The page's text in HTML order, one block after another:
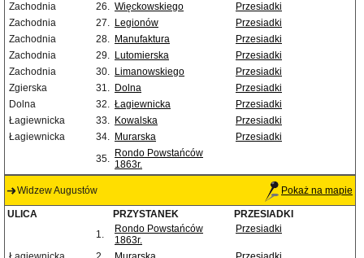
Zachodnia
26. Więckowskiego
Przesiadki
Zachodnia
27. Legionów
Przesiadki
Zachodnia
28. Manufaktura
Przesiadki
Zachodnia
29. Lutomierska
Przesiadki
Zachodnia
30. Limanowskiego
Przesiadki
Zgierska
31. Dolna
Przesiadki
Dolna
32. Łagiewnicka
Przesiadki
Łagiewnicka
33. Kowalska
Przesiadki
Łagiewnicka
34. Murarska
Przesiadki
35. Rondo Powstańców
1863r.
Widzew Augustów Pokaż na mapie
ULICA PRZYSTANEK
PRZESIADKI
1.
Rondo Powstańców
1863r.
Przesiadki